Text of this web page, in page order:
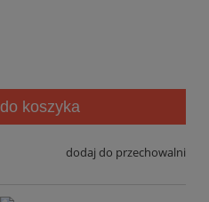
do koszyka
dodaj do przechowalni